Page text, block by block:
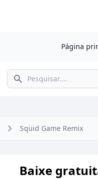
Página
Pesquisar
Squid Game Remix
Baixe